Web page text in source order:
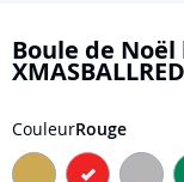
to
the
of
the
Boule de
CouleurRouge